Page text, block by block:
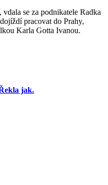
se za podnikatele Radka
pracovat do Prahy,
Karla Gotta Ivanou.
jak.